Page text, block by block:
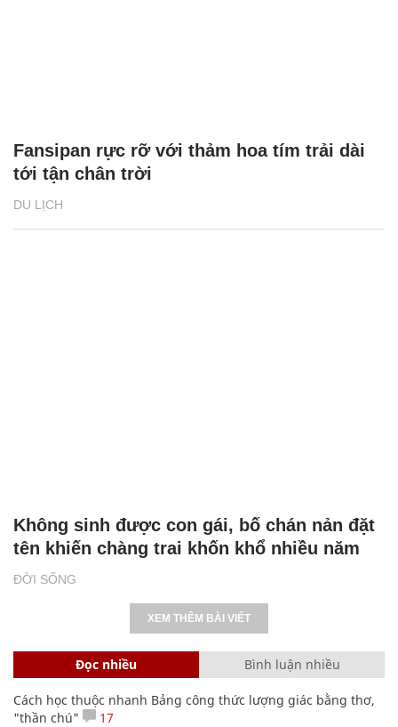
DU LỊCH
Fansipan rực rỡ với thảm hoa tím trải dài
tới tận chân trời
ĐỜI SỐNG
Không sinh được con gái, bố chán nản đặt
tên khiến chàng trai khốn khổ nhiều năm
XEM THÊM BÀI VIẾT
Đọc nhiều Bình luận nhiều
Cách học thuộc nhanh Bảng công thức lượng giác bằng thơ,
"thần chú"
17